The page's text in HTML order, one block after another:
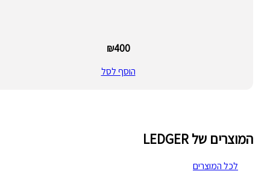
₪400
הוסף לסל
המוצרים של LEDGER
לכל המוצרים